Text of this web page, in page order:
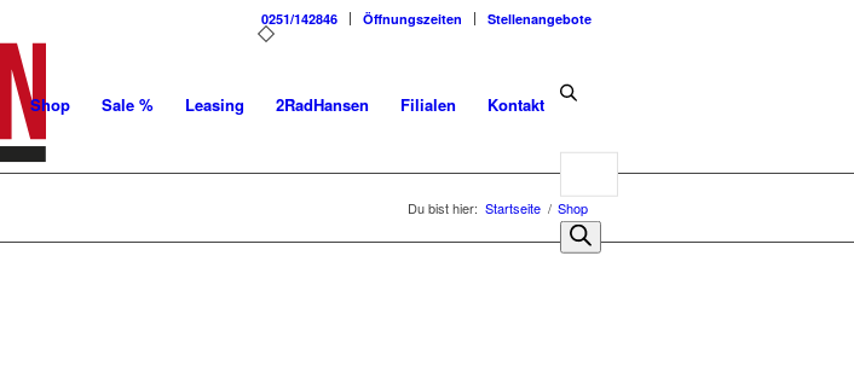
0251/142846 Öffnungszeiten Stellenangebote
Shop Sale % Leasing 2RadHansen Filialen Kontakt
Products
search
Du bist hier: Startseite / Shop